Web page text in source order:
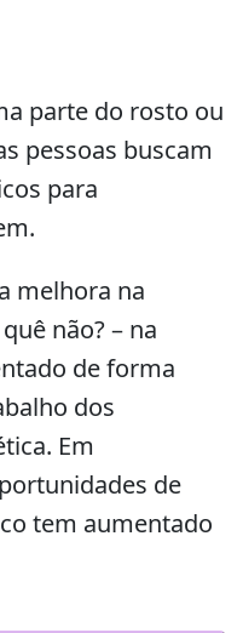
parte do rosto ou
pessoas buscam
para
melhora na
não? – na
de forma
dos
Em
de
tem aumentado